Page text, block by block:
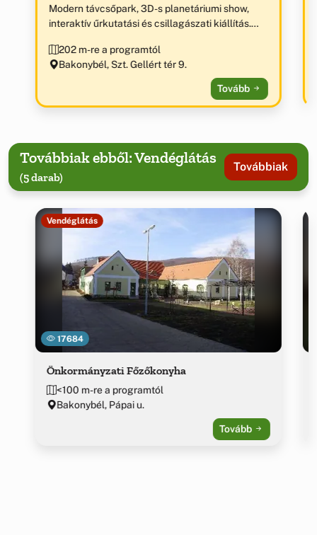
Modern távcsőpark, 3D-s planetáriumi show,
interaktív űrkutatási és csillagászati kiállítás.
birtokosa.
202 m-re a programtól
Bakonybél, Szt. Gellért tér 9.
Tovább
Továbbiak ebből: Vendéglátás
(5 darab)
Továbbiak
17684
Vendéglátás
Önkormányzati Főzőkonyha
<100 m-re a programtól
Bakonybél, Pápai u.
Tovább